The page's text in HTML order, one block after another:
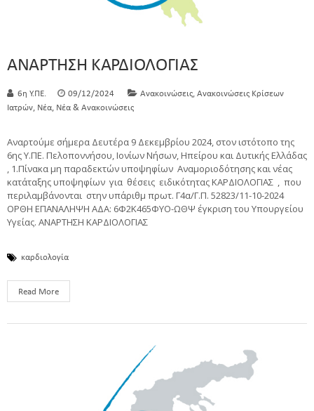
ΑΝΑΡΤΗΣΗ ΚΑΡΔΙΟΛΟΓΙΑΣ
6η Υ.ΠΕ. 09/12/2024 Ανακοινώσεις, Ανακοινώσεις Κρίσεων
Ιατρών, Νέα, Νέα & Ανακοινώσεις
Αναρτούμε σήμερα Δευτέρα 9 Δεκεμβρίου 2024, στον ιστότοπο της
6ης Υ.ΠΕ. Πελοποννήσου, Ιονίων Νήσων, Ηπείρου και Δυτικής Ελλάδας
, 1.Πίνακα μη παραδεκτών υποψηφίων Αναμοριοδότησης και νέας
κατάταξης υποψηφίων για θέσεις ειδικότητας ΚΑΡΔΙΟΛΟΓΙΑΣ , που
περιλαμβάνονται στην υπ΄αριθμ πρωτ. Γ4α/Γ.Π. 52823/11-10-2024
ΟΡΘΗ ΕΠΑΝΑΛΗΨΗ ΑΔΑ: 6Φ2Κ465ΦΥΟ-ΩΘΨ έγκριση του Υπουργείου
Υγείας. ΑΝΑΡΤΗΣΗ ΚΑΡΔΙΟΛΟΓΙΑΣ
καρδιολογία
Read More